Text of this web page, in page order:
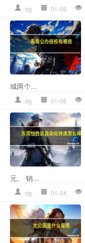
dg 01-08
城两个...
dg 01-06
元。 销...
dg 01-04